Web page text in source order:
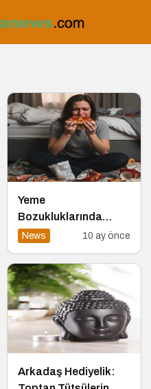
Yeme
Bozukluklarında
Yeme Ataklarını Nasıl
News 10 ay önce
Arkadaş Hediyelik: